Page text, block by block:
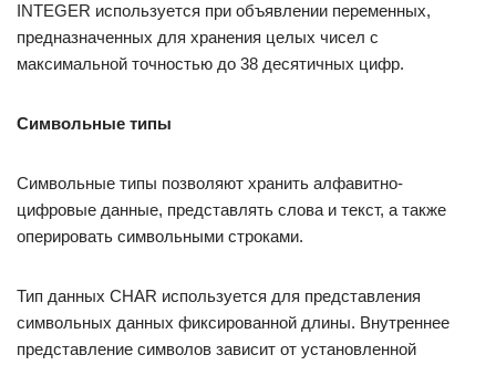
INTEGER используется при объявлении переменных,
предназначенных для хранения целых чисел с
максимальной точностью до 38 десятичных цифр.
Символьные типы
Символьные типы позволяют хранить алфавитно-
цифровые данные, представлять слова и текст, а также
оперировать символьными строками.
Тип данных CHAR используется для представления
символьных данных фиксированной длины. Внутреннее
представление символов зависит от установленной